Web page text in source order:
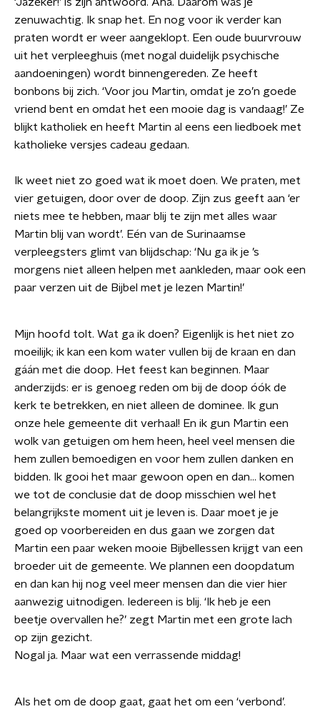
‘Jazeker!’ is zijn antwoord. Aha. Dáárom was je
zenuwachtig. Ik snap het. En nog voor ik verder kan
praten wordt er weer aangeklopt. Een oude buurvrouw
uit het verpleeghuis (met nogal duidelijk psychische
aandoeningen) wordt binnengereden. Ze heeft
bonbons bij zich. ‘Voor jou Martin, omdat je zo’n goede
vriend bent en omdat het een mooie dag is vandaag!’ Ze
blijkt katholiek en heeft Martin al eens een liedboek met
katholieke versjes cadeau gedaan.
Ik weet niet zo goed wat ik moet doen. We praten, met
vier getuigen, door over de doop. Zijn zus geeft aan ‘er
niets mee te hebben, maar blij te zijn met alles waar
Martin blij van wordt’. Eén van de Surinaamse
verpleegsters glimt van blijdschap: ‘Nu ga ik je ’s
morgens niet alleen helpen met aankleden, maar ook een
paar verzen uit de Bijbel met je lezen Martin!’
Mijn hoofd tolt. Wat ga ik doen? Eigenlijk is het niet zo
moeilijk; ik kan een kom water vullen bij de kraan en dan
gáán met die doop. Het feest kan beginnen. Maar
anderzijds: er is genoeg reden om bij de doop óók de
kerk te betrekken, en niet alleen de dominee. Ik gun
onze hele gemeente dit verhaal! En ik gun Martin een
wolk van getuigen om hem heen, heel veel mensen die
hem zullen bemoedigen en voor hem zullen danken en
bidden. Ik gooi het maar gewoon open en dan… komen
we tot de conclusie dat de doop misschien wel het
belangrijkste moment uit je leven is. Daar moet je je
goed op voorbereiden en dus gaan we zorgen dat
Martin een paar weken mooie Bijbellessen krijgt van een
broeder uit de gemeente. We plannen een doopdatum
en dan kan hij nog veel meer mensen dan die vier hier
aanwezig uitnodigen. Iedereen is blij. ‘Ik heb je een
beetje overvallen he?’ zegt Martin met een grote lach
op zijn gezicht.
Nogal ja. Maar wat een verrassende middag!
Als het om de doop gaat, gaat het om een ‘verbond’.